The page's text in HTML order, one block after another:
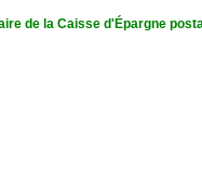
de la Caisse d'Épargne